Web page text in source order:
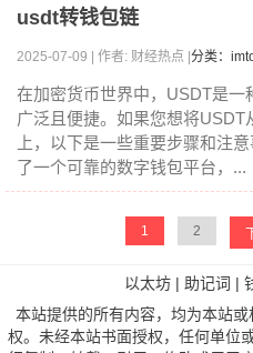
usdt转钱包链
2025-07-09 | 作者: 财经热点 | 分类：
在加密货币世界中，USDT是一
广泛且便捷。如果您想将
上，以下是一些重要步骤和注
了一个可靠的数字钱包平台，...
1 2
以太坊 | 助记词 |
本站提供的所有内容，均为本站
权。未经本站书面授权，任何单位